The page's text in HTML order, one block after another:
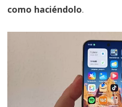
como haciéndolo.